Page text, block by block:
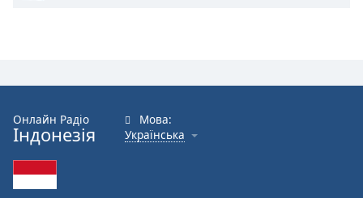
Онлайн Радіо
Індонезія
Мова:
Українська